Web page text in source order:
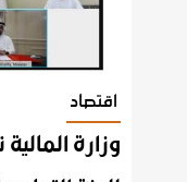
اقتصاد
وزارة المالية